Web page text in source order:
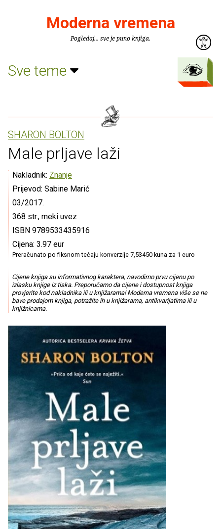
Moderna vremena
Pogledaj... sve je puno knjiga.
Sve teme
SHARON BOLTON
Male prljave laži
Nakladnik: Znanje
Prijevod: Sabine Marić
03/2017.
368 str., meki uvez
ISBN 9789533435916
Cijena: 3.97 eur
Preračunato po fiksnom tečaju konverzije 7,53450 kuna za 1 euro
Cijene knjiga su informativnog karaktera, navodimo prvu cijenu po
izlasku knjige iz tiska. Preporučamo da cijene i dostupnost knjiga
provjerite kod nakladnika ili u knjižarama! Moderna vremena više se ne
bave prodajom knjiga, potražite ih u knjižarama, antikvarijatima ili u
knjižnicama.